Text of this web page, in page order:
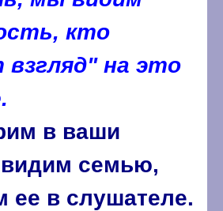
кто
взгляд" на это
в ваши
семью,
ее в слушателе.